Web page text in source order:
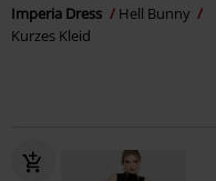
Imperia Dress
Hell Bunny
Kurzes Kleid